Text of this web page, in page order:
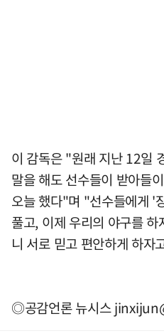
이 감독은 "원래 지난 12일
말을 해도 선수들이 받아들
오늘 했다"며 "선수들에게 '
풀고, 이제 우리의 야구를
니 서로 믿고 편안하게 하자
◎공감언론 뉴시스